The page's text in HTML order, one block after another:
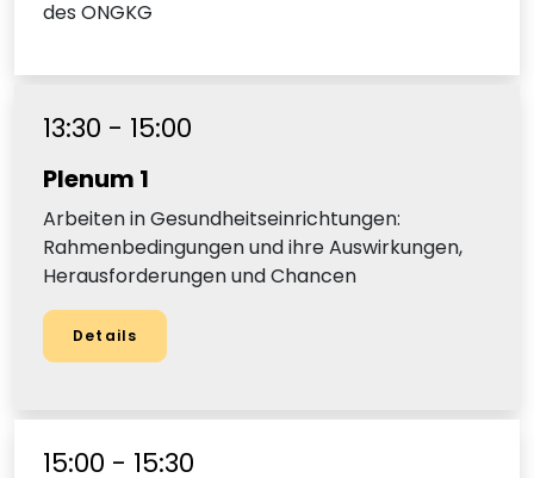
des ONGKG
13:30 - 15:00
Plenum 1
Arbeiten in Gesundheitseinrichtungen:
Rahmenbedingungen und ihre Auswirkungen,
Herausforderungen und Chancen
Details
15:00 - 15:30